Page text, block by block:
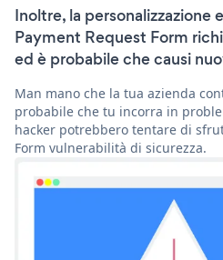
Inoltre, la personalizzazione
Payment Request Form
ed è probabile che causi
Man mano che la tua azienda
probabile che tu incorra in
hacker potrebbero tentare di
Form vulnerabilità di sicurezza.